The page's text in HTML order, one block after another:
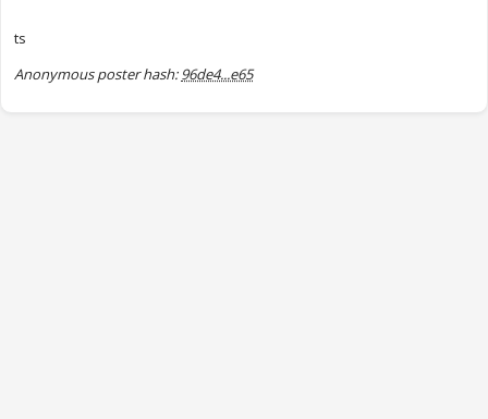
ts
Anonymous poster hash:96de4...e65